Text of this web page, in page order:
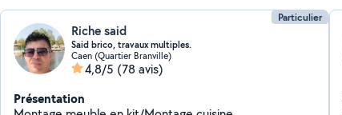
Particulier
Riche said
Said brico, travaux multiples.
Caen (Quartier Branville)
4,8/5 (78 avis)
Présentation